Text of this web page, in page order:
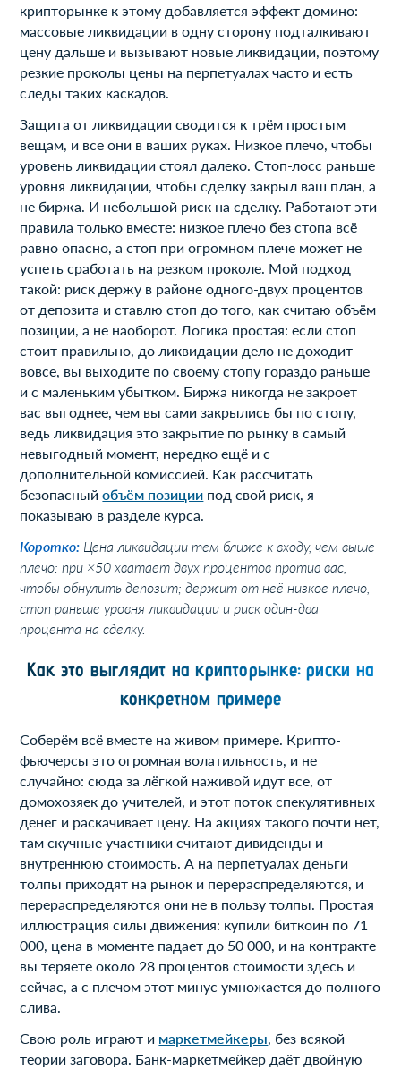
крипторынке к этому добавляется эффект домино:
массовые ликвидации в одну сторону подталкивают
цену дальше и вызывают новые ликвидации, поэтому
резкие проколы цены на перпетуалах часто и есть
следы таких каскадов.
Защита от ликвидации сводится к трём простым
вещам, и все они в ваших руках. Низкое плечо, чтобы
уровень ликвидации стоял далеко. Стоп-лосс раньше
уровня ликвидации, чтобы сделку закрыл ваш план, а
не биржа. И небольшой риск на сделку. Работают эти
правила только вместе: низкое плечо без стопа всё
равно опасно, а стоп при огромном плече может не
успеть сработать на резком проколе. Мой подход
такой: риск держу в районе одного-двух процентов
от депозита и ставлю стоп до того, как считаю объём
позиции, а не наоборот. Логика простая: если стоп
стоит правильно, до ликвидации дело не доходит
вовсе, вы выходите по своему стопу гораздо раньше
и с маленьким убытком. Биржа никогда не закроет
вас выгоднее, чем вы сами закрылись бы по стопу,
ведь ликвидация это закрытие по рынку в самый
невыгодный момент, нередко ещё и с
дополнительной комиссией. Как рассчитать
безопасныйобъём позиции под свой риск, я
показываю в разделе курса.
Коротко: Цена ликвидации тем ближе к входу, чем выше
плечо: при ×50 хватает двух процентов против вас,
чтобы обнулить депозит; держит от неё низкое плечо,
стоп раньше уровня ликвидации и риск один-два
процента на сделку.
Как это выглядит на крипторынке: риски на
конкретном примере
Соберём всё вместе на живом примере. Крипто-
фьючерсы это огромная волатильность, и не
случайно: сюда за лёгкой наживой идут все, от
домохозяек до учителей, и этот поток спекулятивных
денег и раскачивает цену. На акциях такого почти нет,
там скучные участники считают дивиденды и
внутреннюю стоимость. А на перпетуалах деньги
толпы приходят на рынок и перераспределяются, и
перераспределяются они не в пользу толпы. Простая
иллюстрация силы движения: купили биткоин по 71
000, цена в моменте падает до 50 000, и на контракте
вы теряете около 28 процентов стоимости здесь и
сейчас, а с плечом этот минус умножается до полного
слива.
Свою роль играют и маркетмейкеры , без всякой
теории заговора. Банк-маркетмейкер даёт двойную